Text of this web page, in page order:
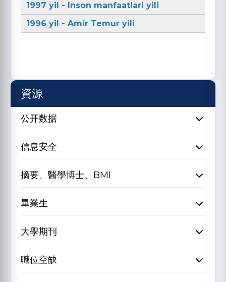
1997 yil - Inson manfaatlari yili
1996 yil - Amir Temur yili
資源
公开数据
信息安全
摘要、醫學博士、BMI
畢業生
大學期刊
職位空缺